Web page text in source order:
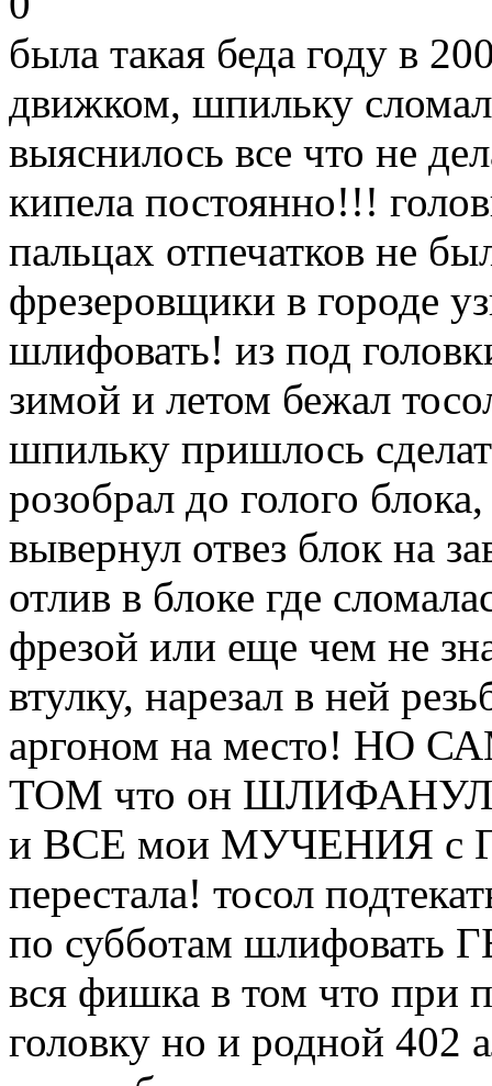
была такая беда году в
движком, шпильку
выяснилось все что не
кипела постоянно!!!
пальцах отпечатков не
фрезеровщики в городе
шлифовать! из под
зимой и летом бежал
шпильку пришлось
розобрал до голого
вывернул отвез блок на
отлив в блоке где
фрезой или еще чем не
втулку, нарезал в ней
аргоном на место! НО
ТОМ что он ШЛИФАНУЛ
и ВСЕ мои МУЧЕНИЯ с
перестала! тосол
по субботам шлифовать
вся фишка в том что при
головку но и родной 402